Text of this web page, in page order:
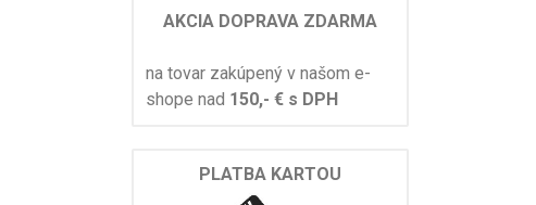
AKCIA DOPRAVA ZDARMA
na tovar zakúpený v našom e-
shope nad 150,- € s DPH
PLATBA KARTOU